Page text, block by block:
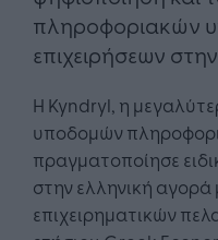
πληροφοριακών
επιχειρήσεων
Η Kyndryl, η
υποδομών
πραγματοποίησε
στην ελληνική
επιχειρηματικών